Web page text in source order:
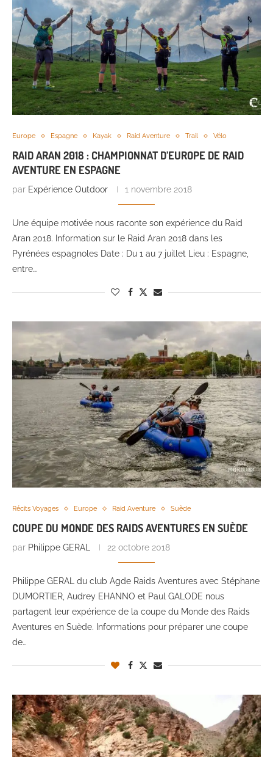
Europe Espagne Kayak Raid Aventure Trail Vélo
RAID ARAN 2018 : CHAMPIONNAT D’EUROPE DE RAID
AVENTURE EN ESPAGNE
par Expérience Outdoor 1 novembre 2018
Une équipe motivée nous raconte son expérience du Raid
Aran 2018. Information sur le Raid Aran 2018 dans les
Pyrénées espagnoles Date : Du 1 au 7 juillet Lieu : Espagne,
entre…
Récits Voyages Europe Raid Aventure Suède
COUPE DU MONDE DES RAIDS AVENTURES EN SUÈDE
par Philippe GERAL 22 octobre 2018
Philippe GERAL du club Agde Raids Aventures avec Stéphane
DUMORTIER, Audrey EHANNO et Paul GALODE nous
partagent leur expérience de la coupe du Monde des Raids
Aventures en Suède. Informations pour préparer une coupe
de…